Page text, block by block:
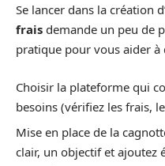
Se lancer dans la création
frais demande un peu de
pratique pour vous aider
Choisir la plateforme qui
besoins (vérifiez les frais,
Mise en place de la
clair, un objectif et ajoutez